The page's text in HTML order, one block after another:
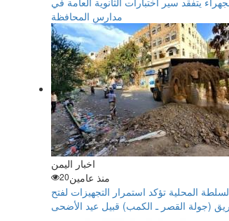
مدارس المحافظة
اخبار اليمن
منذ عامين20
المحلية تؤكد استمرار التجهيزات لفتح
(جولة القصر ـ الكمب) قبيل عيد الأضحى